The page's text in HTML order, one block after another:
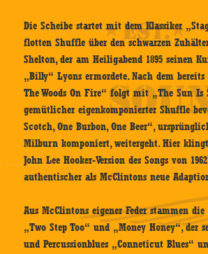
Die Scheibe startet mit dem Klassiker
flotten Shuffle über den schwarzen
Shelton, der am Heiligabend 1895 seinen
„Billy“ Lyons ermordete. Nach dem
The Woods On Fire“ folgt mit „The Sun
gemütlicher eigenkomponierter Shuffle
Scotch, One Burbon, One Beer“,
Milburn komponiert, weitergeht. Hier
John Lee Hooker-Version des Songs von
authentischer als McClintons neue
Aus McClintons eigener Feder stammen
„Two Step Too“ und „Money Honey“, der
und Percussionblues „Conneticut Blues“